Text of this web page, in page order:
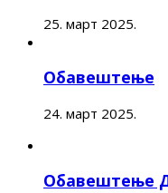
25. март 2025.
Обавештење
24. март 2025.
Обавештење